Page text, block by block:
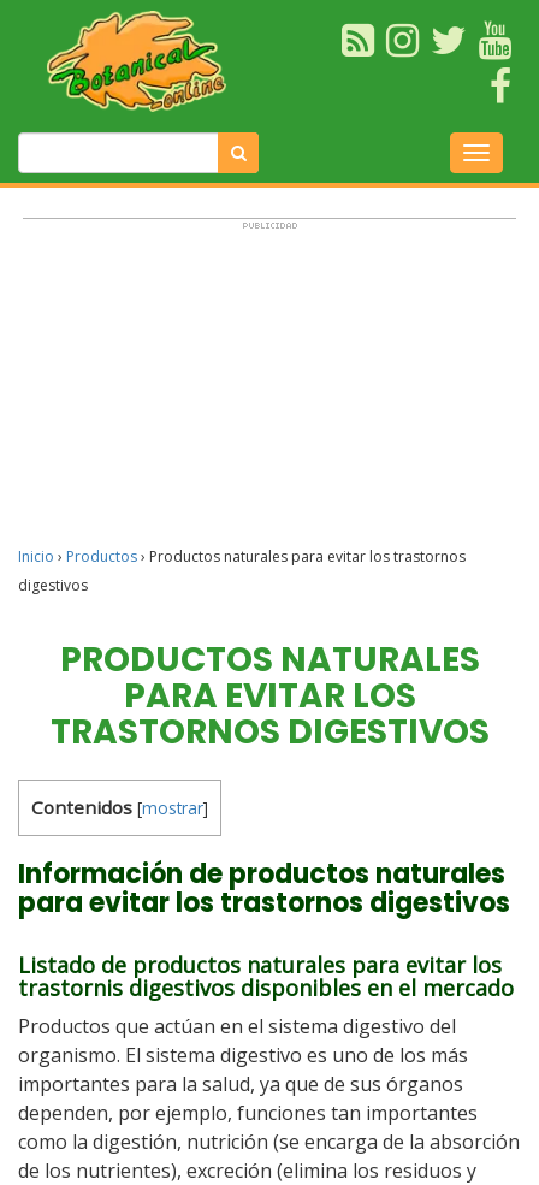
Inicio › Productos› Productos naturales para evitar los trastornos
digestivos
PRODUCTOS NATURALES
PARA EVITAR LOS
TRASTORNOS DIGESTIVOS
Contenidos [mostrar]
Información de productos naturales
para evitar los trastornos digestivos
Listado de productos naturales para evitar los
trastornis digestivos disponibles en el mercado
Productos que actúan en el sistema digestivo del
organismo. El sistema digestivo es uno de los más
importantes para la salud, ya que de sus órganos
dependen, por ejemplo, funciones tan importantes
como la digestión, nutrición (se encarga de la absorción
de los nutrientes), excreción (elimina los residuos y